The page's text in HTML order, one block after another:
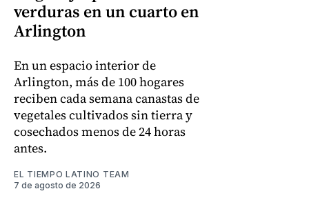
verduras en un cuarto en
Arlington
En un espacio interior de
Arlington, más de 100 hogares
reciben cada semana canastas de
vegetales cultivados sin tierra y
cosechados menos de 24 horas
antes.
EL TIEMPO LATINO TEAM
7 de agosto de 2026